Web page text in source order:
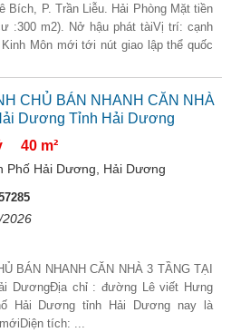
Bích, P. Trần Liễu. Hải Phòng Mặt tiền
:300 m2). Nở hậu phát tàiVị trí: cạnh
Môn mới tới nút giao lập thể quốc
CHỦ BÁN NHANH CĂN NHÀ
Dương Tỉnh Hải Dương
40 m²
Phố Hải Dương, Hải Dương
BÁN NHANH CĂN NHÀ 3 TẦNG TẠI
DươngĐịa chỉ : đường Lê viết Hưng
Hải Dương tỉnh Hải Dương nay là
tích: ...